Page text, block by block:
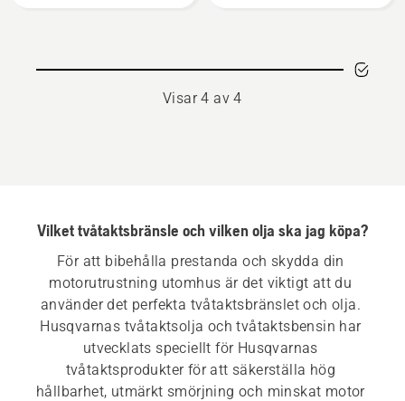
Visar 4 av 4
Vilket tvåtaktsbränsle och vilken olja ska jag köpa?
För att bibehålla prestanda och skydda din
motorutrustning utomhus är det viktigt att du
använder det perfekta tvåtaktsbränslet och olja.
Husqvarnas tvåtaktsolja och tvåtaktsbensin har
utvecklats speciellt för Husqvarnas
tvåtaktsprodukter för att säkerställa hög
hållbarhet, utmärkt smörjning och minskat motor